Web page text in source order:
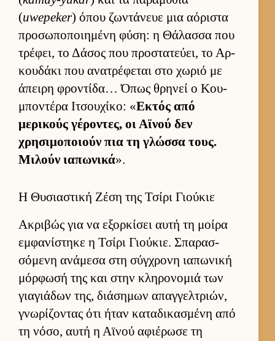
(uwepeker) όπου ζωντάνευε μια αόριστα
προσωποποι­ημένη φύση: η Θάλασσα που
τρέφει, το Δάσος που προστατεύ­ει, το Αρ­
κου­δάκι που ανατρέφεται στο χωριό με
άπειρη φροντίδα… Όπως θρηνεί ο Κου­
μποντέρα Ιτσου­χίκο: «Εκτός από
μερικούς γέροντες, οι Αϊνού δεν
χρησιμοποιούν πια τη γλώσσα τους.
Μιλούν ια­πωνικά».
Η Θυσιαστική Ζέση της Τσίρι Γιούκιε
Ακριβώς για να εξορ­κίσει αυτή τη μοίρα
εμ­φανίστηκε η Τσίρι Γιού­κιε. Σπαρασ­
σόμενη ανάμεσα στη σύγ­χρονη ια­πωνική
μόρ­φωσή της και στην κληρονομιά των
για­γιάδων της, διάσημων απαγ­γελ­τριών,
γνωρίζοντας ότι ήταν καταδικασμένη από
τη νόσο, αυτή η Αϊνού αφιέρωσε τη